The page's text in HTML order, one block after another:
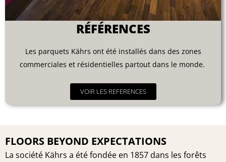
RÉFÉRENCES
Les parquets Kährs ont été installés dans des zones
commerciales et résidentielles partout dans le monde.
VOIR LES REFERENCES
FLOORS BEYOND EXPECTATIONS
La société Kährs a été fondée en 1857 dans les forêts